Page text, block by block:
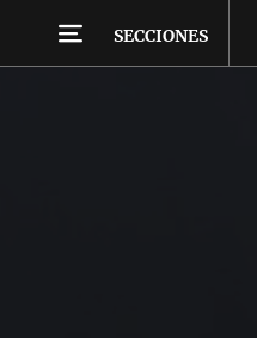
SECCIONES